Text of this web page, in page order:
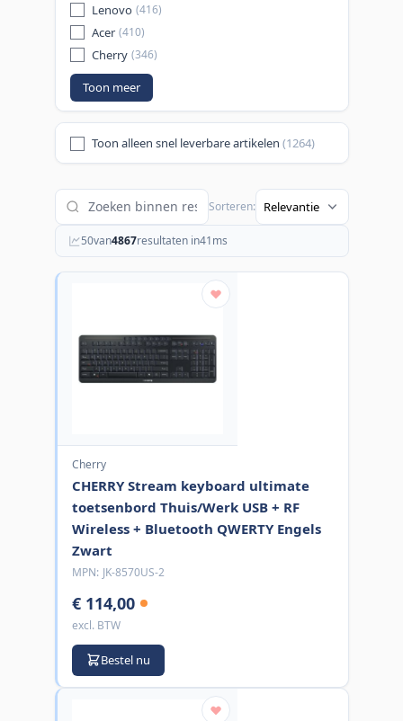
Lenovo (416)
Acer (410)
Cherry (346)
Toon meer
Toon alleen snel leverbare artikelen (1264)
Sorteren:
50van4867resultaten in41ms
Cherry
CHERRY Stream keyboard ultimate
toetsenbord Thuis/Werk USB + RF
Wireless + Bluetooth QWERTY Engels
Zwart
MPN: JK-8570US-2
€ 114,00
excl. BTW
Bestel nu